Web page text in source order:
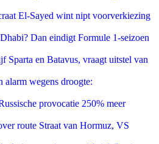
El-Sayed wint nipt voorverkiezing
Dan eindigt Formule 1-seizoen
Sparta en Batavus, vraagt uitstel van
alarm wegens droogte:
provocatie 250% meer
route Straat van Hormuz, VS